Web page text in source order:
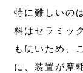
特に難しいの
料はセラミッ
も硬いため、
に、装置が摩